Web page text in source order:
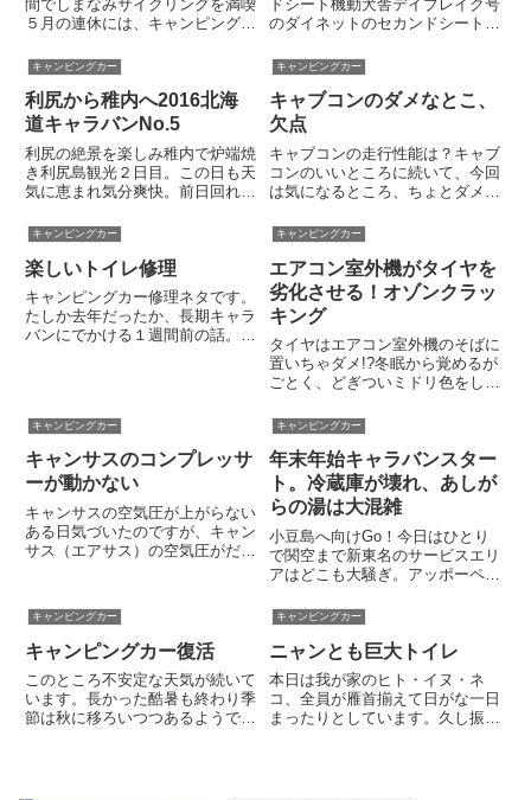
間でしまなみサイクリングを満喫
５月の連休には、キャンピングカ
道」をサイクリングしてきまし
た。キャンピングカーの機動力を
活用することで、不摂生の中年オ
ヤジでも無事、しまなみ海道を走
破...
ドシート機動犬舎デイブレイク号
のダイネットのセカンドシート
ロングシートです。これは移動中
の犬の居場所を考えてのこと。意
外に悩ましい犬の居場所前車クレ
ソンでは走行時にはセカンドシー
ト...
キャンピングカー
利尻から稚内へ2016北海
道キャラバンNo.5
利尻の絶景を楽しみ稚内で炉端焼
き利尻島観光２日目。この日も天
気に恵まれ気分爽快。前日回れな
後には稚内に戻り、道の駅わっか
味しい北の魚を楽しんだ。観光ポ
イント非常に静かというか、人
気...
キャンピングカー
キャブコンのダメなとこ、
欠点
キャブコンの走行性能は？キャブ
コンのいいところに続いて、今回
は気になるところ、ちょとダメだ
偏見でご紹介します。前のページ
点だと思うのは、走り・乗りごこ
ちがイマイチ、少し大きくて使
い...
キャンピングカー
楽しいトイレ修理
キャンピングカー修理ネタです。
たしか去年だったか、長期キャラ
バンにでかける１週間前の話。出
ん。途中で引っかかってあかな
い。...
キャンピングカー
エアコン室外機がタイヤを
劣化させる！オゾンクラッ
キング
タイヤはエアコン室外機のそばに
置いちゃダメ!?冬眠から覚めるが
ごとく、どぎついミドリ色をした
なった私。春分の日は雪混じりの
曇天を恨めしく睨みつつ、ネット
でバイクの情報を収集。毀誉褒貶
が激しいけど、バイク...
キャンピングカー
キャンサスのコンプレッサ
ーが動かない
キャンサスの空気圧が上がらない
ある日気づいたのですが、キャン
サス（エアサス）の空気圧がだん
徐々に抜けていくもの。空気圧が
低いのは抜けた分の補充がなされ
ない、つまりコンプレッサーが動
い...
キャンピングカー
年末年始キャラバンスター
ト。冷蔵庫が壊れ、あしが
らの湯は大混雑
小豆島へ向けGo！今日はひとり
で関空まで新東名のサービスエリ
アはどこも大騒ぎ。アッポーペェ
さんがいたりして、世の中みんな
ざわざわ浮かれモード。そんな
中、我が家も年末年始のキャラバ
ンがスタート。、現在は阪神高速
の...
キャンピングカー
キャンピングカー復活
このところ不安定な天気が続いて
います。長かった酷暑も終わり季
節は秋に移ろいつつあるようです
キャンピングカー
ニャンとも巨大トイレ
本日は我が家のヒト・イヌ・ネ
コ、全員が雁首揃えて日がな一日
まったりとしています。久し振り